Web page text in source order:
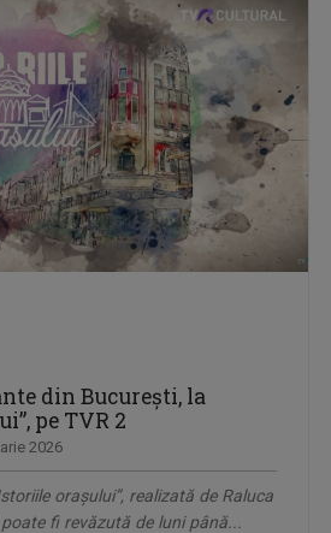
din Bucureşti, la
pe TVR 2
2026
oraşului”, realizată de Raluca
fi revăzută de luni până...